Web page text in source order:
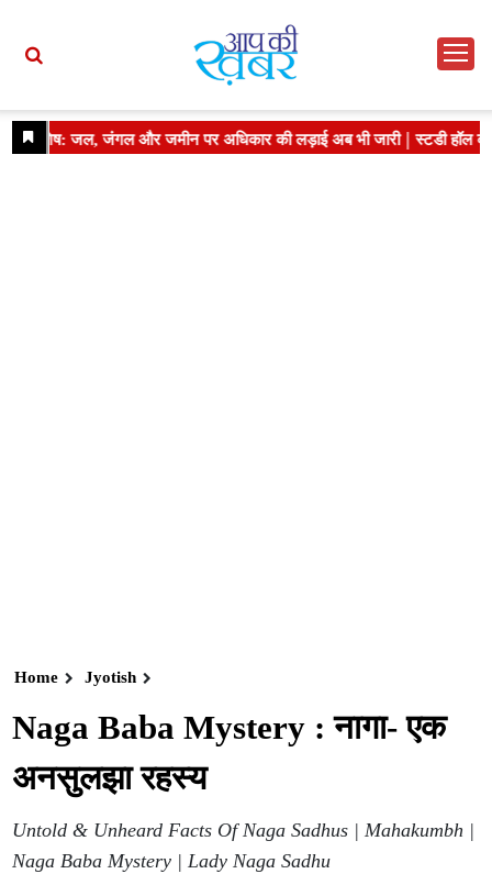
Home Jyotish
Naga Baba Mystery : नागा- एक
अनसुलझा रहस्य
Untold & Unheard Facts Of Naga Sadhus | Mahakumbh |
Naga Baba Mystery | Lady Naga Sadhu